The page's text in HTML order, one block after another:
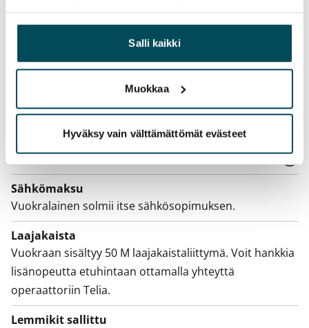
yhdistää näitä tietoja muihin tietoihin, joita olet antanut
heille tai joita on kerätty, kun olet käyttänyt heidän
palvelujaan.
Salli kaikki
Muokkaa
Hyväksy vain välttämättömät evästeet
0 €, (yrityksille min. 1 kk vuokra)
Pakollinen, ei sisälly vuokraan
Vesimaksu
Kulutuksen mukaan
Sähkömaksu
Vuokralainen solmii itse sähkösopimuksen.
Laajakaista
Vuokraan sisältyy 50 M laajakaistaliittymä. Voit hankkia
lisänopeutta etuhintaan ottamalla yhteyttä
operaattoriin Telia.
Lemmikit sallittu